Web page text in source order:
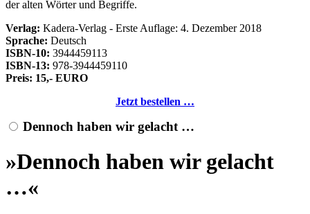
der alten Wörter und Begriffe.
Verlag: Kadera-Verlag - Erste Auflage: 4. Dezember 2018
Sprache: Deutsch
ISBN-10: 3944459113
ISBN-13: 978-3944459110
Preis: 15,- EURO
Jetzt bestellen …
Dennoch haben wir gelacht …
»Dennoch haben wir gelacht
…«